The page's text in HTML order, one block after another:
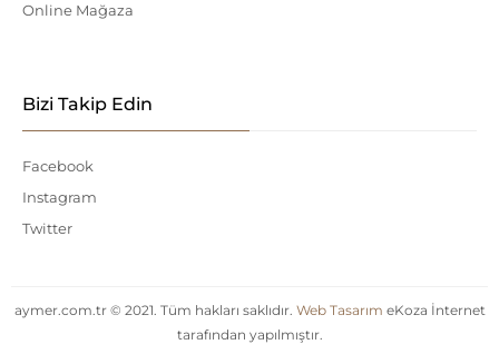
Online Mağaza
Bizi Takip Edin
Facebook
Instagram
Twitter
aymer.com.tr © 2021. Tüm hakları saklıdır. Web Tasarım eKoza İnternet
tarafından yapılmıştır.